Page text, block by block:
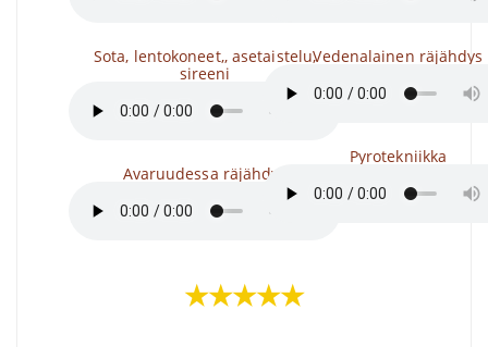
Sota, lentokoneet,, asetaistelu,
sireeni
Avaruudessa räjähdys
Vedenalainen räjähdys
Pyrotekniikka
★★★★★